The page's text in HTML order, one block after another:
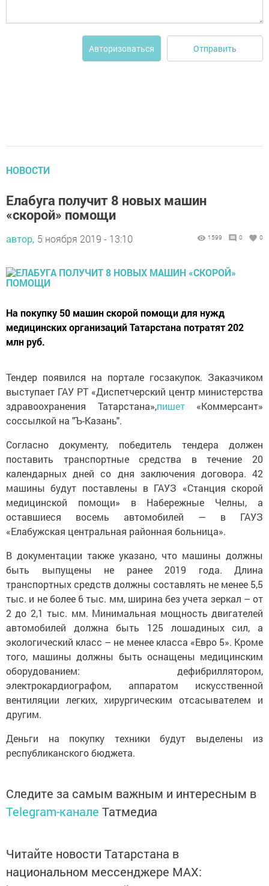
Авторизоваться Отправить
НОВОСТИ
Елабуга получит 8 новых машин
«скорой» помощи
автор, 5 ноября 2019 - 13:10 1599 0 0
На покупку 50 машин скорой помощи для нужд
медицинских организаций Татарстана потратят 202
млн руб.
Тендер появился на портале госзакупок. Заказчиком
выступает ГАУ РТ «Диспетчерский центр министерства
здравоохранения Татарстана»,пишет«Коммерсант»
соссылкой на "Ъ-Казань".
Согласно документу, победитель тендера должен
поставить транспортные средства в течение 20
календарных дней со дня заключения договора. 42
машины будут поставлены в ГАУЗ «Станция скорой
медицинской помощи» в Набережные Челны, а
оставшиеся восемь автомобилей — в ГАУЗ
«Елабужская центральная районная больница».
В документации также указано, что машины должны
быть выпущены не ранее 2019 года. Длина
транспортных средств должны составлять не менее 5,5
тыс. и не более 6 тыс. мм, ширина без учета зеркал – от
2 до 2,1 тыс. мм. Минимальная мощность двигателей
автомобилей должна быть 125 лошадиных сил, а
экологический класс – не менее класса «Евро 5». Кроме
того, машины должны быть оснащены медицинским
оборудованием: дефибриллятором,
электрокардиографом, аппаратом искусственной
вентиляции легких, хирургическим отсасывателем и
другим.
Деньги на покупку техники будут выделены из
республиканского бюджета.
Следите за самым важным и интересным в
Telegram-канале Татмедиа
Читайте новости Татарстана в
национальном мессенджере MАХ: